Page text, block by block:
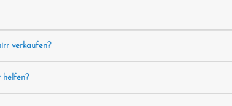
verkaufen?
helfen?